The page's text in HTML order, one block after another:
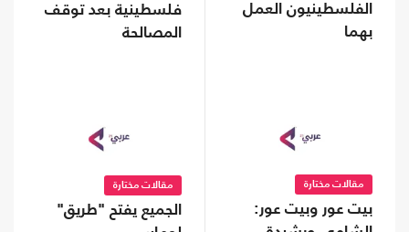
الفلسطينيون العمل
بهما
فلسطينية بعد توقف
المصالحة
مقالات مختارة
بيت عور وبيت عور:
مقالات مختارة
الجميع يفتح "طريق"